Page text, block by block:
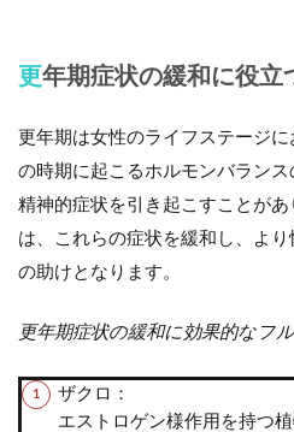
更年期症状の緩和に役
更年期は女性のライフステージ
の時期に起こるホルモンバランス
精神的症状を引き起こすことが
は、これらの症状を緩和し、よ
の助けとなります。
更年期症状の緩和に効果的なフ
ザクロ：
エストロゲン様作用を持つ